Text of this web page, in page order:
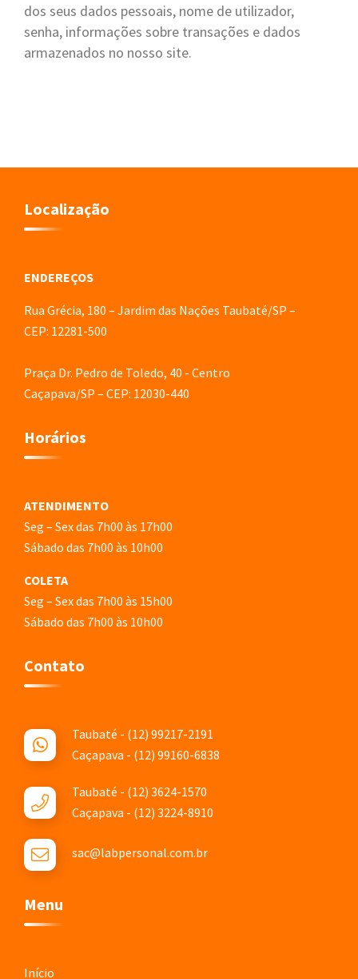
dos seus dados pessoais, nome de utilizador,
senha, informações sobre transações e dados
armazenados no nosso site.
Localização
ENDEREÇOS
Rua Grécia, 180 – Jardim das Nações Taubaté/SP –
CEP: 12281-500
Praça Dr. Pedro de Toledo, 40 - Centro
Caçapava/SP – CEP: 12030-440
Horários
ATENDIMENTO
Seg – Sex das 7h00 às 17h00
Sábado das 7h00 às 10h00
COLETA
Seg – Sex das 7h00 às 15h00
Sábado das 7h00 às 10h00
Contato
Taubaté - (12) 99217-2191
Caçapava - (12) 99160-6838
Taubaté - (12) 3624-1570
Caçapava - (12) 3224-8910
sac@labpersonal.com.br
Menu
Início